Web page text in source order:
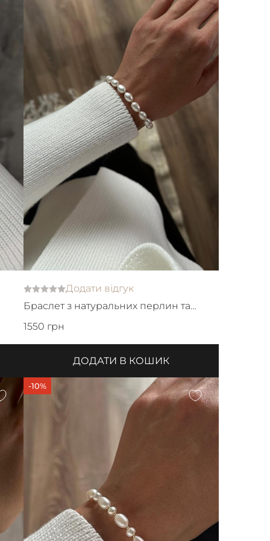
Додати відгук
Браслет з натуральних перлин та
японського бісеру
1550 грн
ДОДАТИ В КОШИК
-10%